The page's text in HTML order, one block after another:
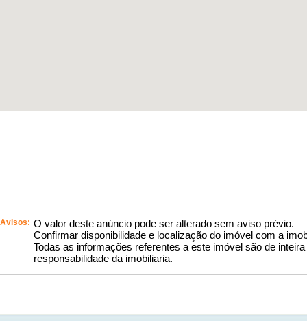
Avisos: O valor deste anúncio pode ser alterado sem aviso prévio.
Confirmar disponibilidade e localização do imóvel com a
Todas as informações referentes a este imóvel são de inteira
responsabilidade da imobiliaria.